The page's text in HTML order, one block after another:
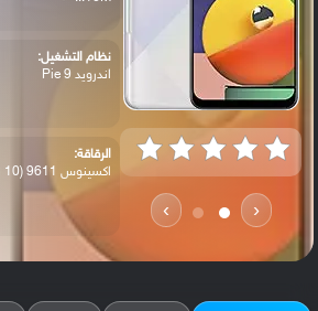
‹
›
نظام التشغيل:
اندرويد 9 Pie
الرقاقة:
اكسينوس 9611 (10 نانو)
الرام / التخزين: